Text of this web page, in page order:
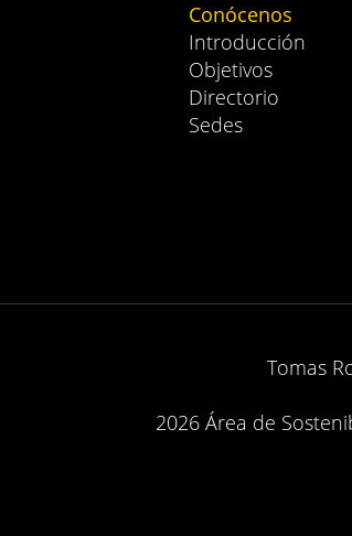
Conócenos
Introducción
Objetivos
Directorio
Sedes
Tomas
2026 Área de